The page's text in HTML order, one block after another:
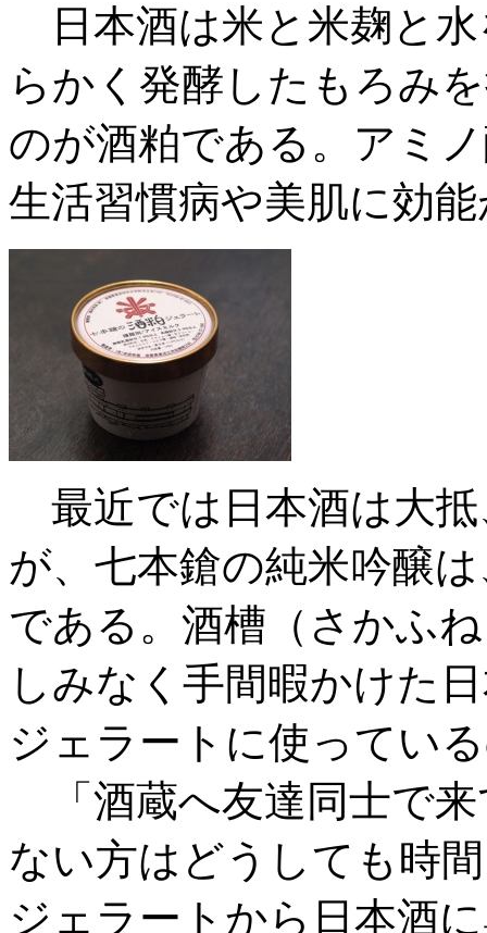
日本酒は米と米麹と
らかく発酵したもろみ
のが酒粕である。アミ
生活習慣病や美肌に効
最近では日本酒は大
が、七本鎗の純米吟醸
である。酒槽（さかふ
しみなく手間暇かけた
ジェラートに使ってい
「酒蔵へ友達同士で
ない方はどうしても時
ジェラートから日本酒